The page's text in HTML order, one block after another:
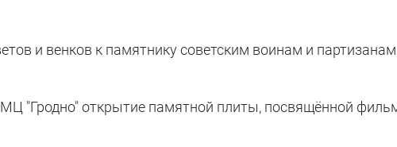
и венков к памятнику советским воинам и
"Гродно" открытие памятной плиты, посвящённой